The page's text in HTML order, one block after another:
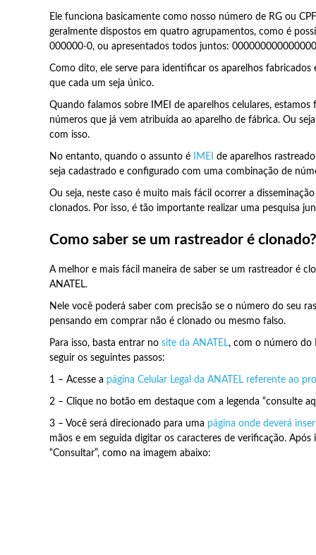
Ele funciona basicamente como nosso número de RG ou
geralmente dispostos em quatro agrupamentos, como é
000000-0, ou apresentados todos juntos:
Como dito, ele serve para identificar os aparelhos
que cada um seja único.
Quando falamos sobre IMEI de aparelhos celulares,
números que já vem atribuída ao aparelho de fábrica. Ou
com isso.
No entanto, quando o assunto é IMEI de aparelhos
seja cadastrado e configurado com uma combinação de
Ou seja, neste caso é muito mais fácil ocorrer a
clonados. Por isso, é tão importante realizar uma pesquisa
Como saber se um rastreador é clonado?
A melhor e mais fácil maneira de saber se um rastreador é
ANATEL.
Nele você poderá saber com precisão se o número do seu
pensando em comprar não é clonado ou mesmo falso.
Para isso, basta entrar no site da ANATEL, com o número do
seguir os seguintes passos:
1 – Acesse a página Celular Legal da ANATEL referente ao
2 – Clique no botão em destaque com a legenda “consulte
3 – Você será direcionado para uma página onde deverá
mãos e em seguida digitar os caracteres de verificação.
“Consultar”, como na imagem abaixo: